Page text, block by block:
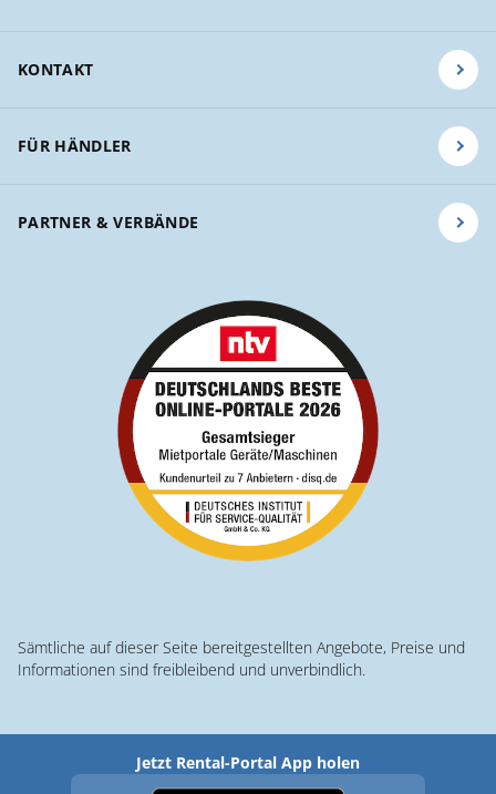
KONTAKT
FÜR HÄNDLER
PARTNER & VERBÄNDE
Sämtliche auf dieser Seite bereitgestellten Angebote, Preise und
Informationen sind freibleibend und unverbindlich.
Jetzt Rental-Portal App holen